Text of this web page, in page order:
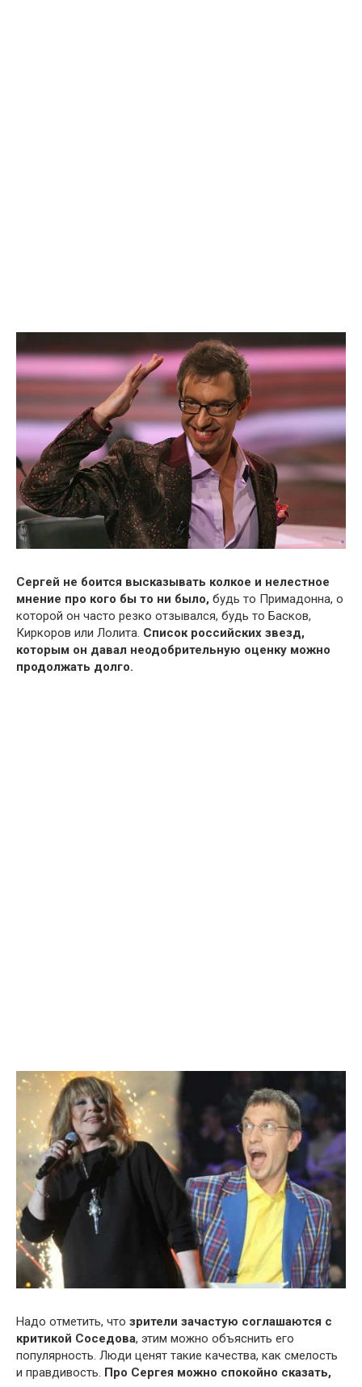
Сергей не боится высказывать колкое и нелестное
мнение про кого бы то ни было, будь то Примадонна, о
которой он часто резко отзывался, будь то Басков,
Киркоров или Лолита. Список российских звезд,
которым он давал неодобрительную оценку можно
продолжать долго.
Надо отметить, что зрители зачастую соглашаются с
критикой Соседова, этим можно объяснить его
популярность. Люди ценят такие качества, как смелость
и правдивость. Про Сергея можно спокойно сказать,